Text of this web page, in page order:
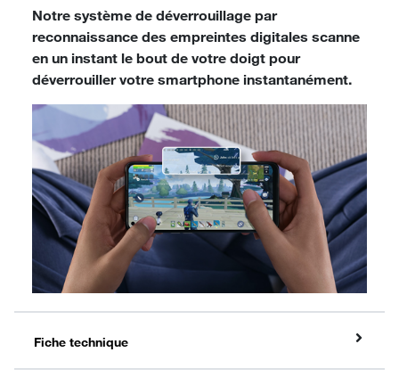
Notre système de déverrouillage par
reconnaissance des empreintes digitales scanne
en un instant le bout de votre doigt pour
déverrouiller votre smartphone instantanément.
Fiche technique